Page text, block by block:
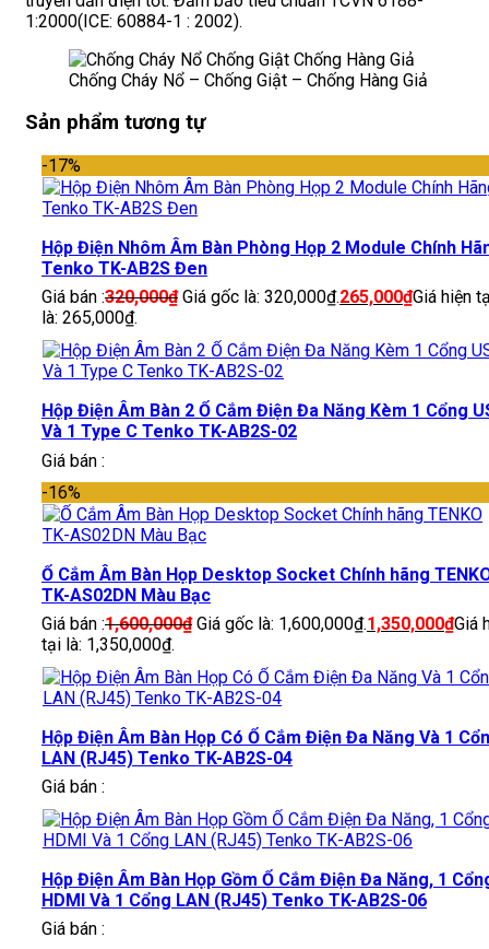
1:2000(ICE: 60884-1 : 2002).
Chống Cháy Nổ – Chống Giật – Chống Hàng Giả
Sản phẩm tương tự
-17%
Hộp Điện Nhôm Âm Bàn Phòng Họp 2 Module Chính
Tenko TK-AB2S Đen
Giá bán :320,000₫ Giá gốc là: 320,000₫.265,000₫Giá hiện
là: 265,000₫.
Hộp Điện Âm Bàn 2 Ổ Cắm Điện Đa Năng Kèm 1 Cổng
Và 1 Type C Tenko TK-AB2S-02
Giá bán :
-16%
Ổ Cắm Âm Bàn Họp Desktop Socket Chính hãng
TK-AS02DN Màu Bạc
Giá bán :1,600,000₫ Giá gốc là: 1,600,000₫.1,350,000₫Giá
tại là: 1,350,000₫.
Hộp Điện Âm Bàn Họp Có Ổ Cắm Điện Đa Năng Và 1
LAN (RJ45) Tenko TK-AB2S-04
Giá bán :
Hộp Điện Âm Bàn Họp Gồm Ổ Cắm Điện Đa Năng, 1
HDMI Và 1 Cổng LAN (RJ45) Tenko TK-AB2S-06
Giá bán :